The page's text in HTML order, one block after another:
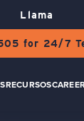
Llama
for 24/7
RECURSOS